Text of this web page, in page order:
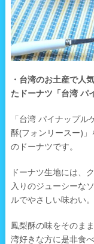
・台湾のお土産で人
たドーナツ「台湾 パ
「台湾 パイナップ
酥(フォンリースー)
のドーナツです。
ドーナツ生地には、
入りのジューシーな
ルでやさしい味わい。
鳳梨酥の味をそのま
湾好きな方に是非食